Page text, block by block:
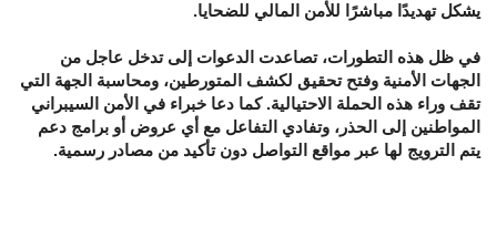
يشكل تهديدًا مباشرًا للأمن المالي للضحايا.
في ظل هذه التطورات، تصاعدت الدعوات إلى تدخل عاجل من
الجهات الأمنية وفتح تحقيق لكشف المتورطين، ومحاسبة الجهة التي
تقف وراء هذه الحملة الاحتيالية. كما دعا خبراء في الأمن السيبراني
المواطنين إلى الحذر، وتفادي التفاعل مع أي عروض أو برامج دعم
يتم الترويج لها عبر مواقع التواصل دون تأكيد من مصادر رسمية.